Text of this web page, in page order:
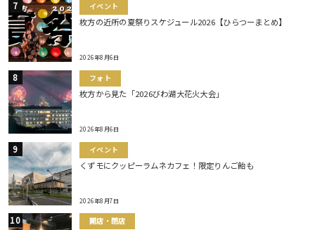
イベント
枚方の近所の夏祭りスケジュール2026【ひらつーまとめ】
2026年8月6日
フォト
枚方から見た「2026びわ湖大花火大会」
2026年8月6日
イベント
くずモにクッピーラムネカフェ！限定りんご飴も
2026年8月7日
開店・閉店